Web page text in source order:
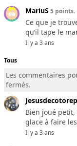
MariuS 5 points.
Ce que je
qu’il tape le
Il y a 3 ans
Tous
Les commentaires
fermés.
Jesusdecotorep
Bien joué
glace à faire
Il y a 3 ans